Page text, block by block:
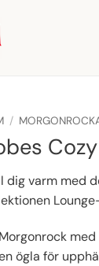
/
dig varm med
Morgonrock
ögla för